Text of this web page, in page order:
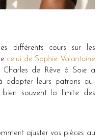
cours sur les
celui de Sophie Valantoine
Charles de Rêve à Soie a
adapter leurs patrons au-
souvent la limite des
ajuster vos pièces au